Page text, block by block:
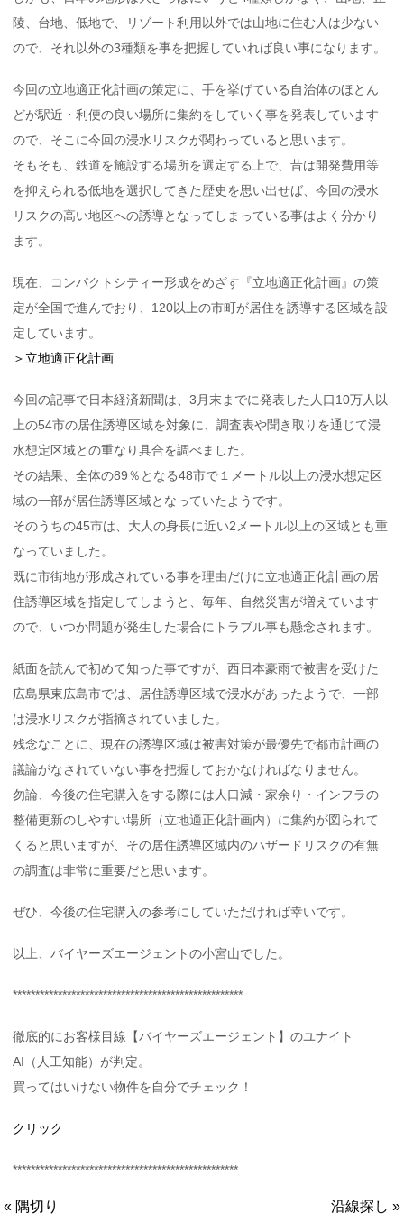
陵、台地、低地で、リゾート利用以外では山地に住む人は少ない
ので、それ以外の3種類を事を把握していれば良い事になります。
今回の立地適正化計画の策定に、手を挙げている自治体のほとん
どが駅近・利便の良い場所に集約をしていく事を発表しています
ので、そこに今回の浸水リスクが関わっていると思います。
そもそも、鉄道を施設する場所を選定する上で、昔は開発費用等
を抑えられる低地を選択してきた歴史を思い出せば、今回の浸水
リスクの高い地区への誘導となってしまっている事はよく分かり
ます。
現在、コンパクトシティー形成をめざす『立地適正化計画』の策
定が全国で進んでおり、120以上の市町が居住を誘導する区域を設
定しています。
＞立地適正化計画
今回の記事で日本経済新聞は、3月末までに発表した人口10万人以
上の54市の居住誘導区域を対象に、調査表や聞き取りを通じて浸
水想定区域との重なり具合を調べました。
その結果、全体の89％となる48市で１メートル以上の浸水想定区
域の一部が居住誘導区域となっていたようです。
そのうちの45市は、大人の身長に近い2メートル以上の区域とも重
なっていました。
既に市街地が形成されている事を理由だけに立地適正化計画の居
住誘導区域を指定してしまうと、毎年、自然災害が増えています
ので、いつか問題が発生した場合にトラブル事も懸念されます。
紙面を読んで初めて知った事ですが、西日本豪雨で被害を受けた
広島県東広島市では、居住誘導区域で浸水があったようで、一部
は浸水リスクが指摘されていました。
残念なことに、現在の誘導区域は被害対策が最優先で都市計画の
議論がなされていない事を把握しておかなければなりません。
勿論、今後の住宅購入をする際には人口減・家余り・インフラの
整備更新のしやすい場所（立地適正化計画内）に集約が図られて
くると思いますが、その居住誘導区域内のハザードリスクの有無
の調査は非常に重要だと思います。
ぜひ、今後の住宅購入の参考にしていただければ幸いです。
以上、バイヤーズエージェントの小宮山でした。
***************************************************
徹底的にお客様目線【バイヤーズエージェント】のユナイト
AI（人工知能）が判定。
買ってはいけない物件を自分でチェック！
クリック
**************************************************
« 隅切り 沿線探し »